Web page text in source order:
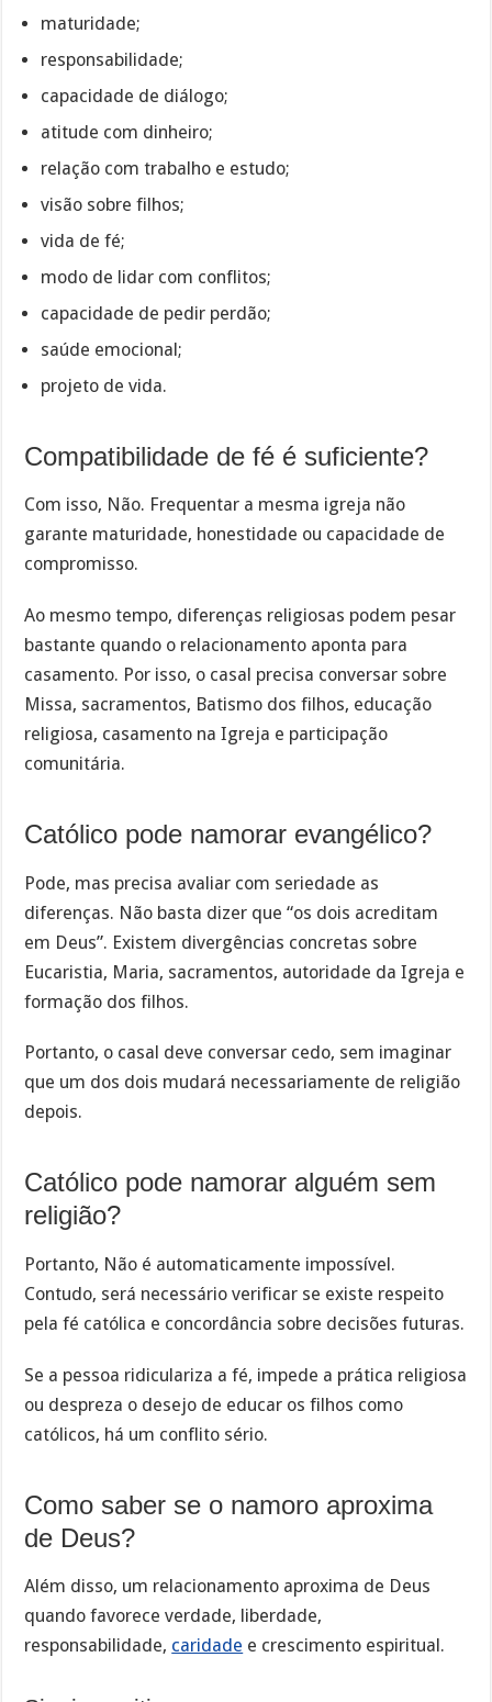
maturidade;
responsabilidade;
capacidade de diálogo;
atitude com dinheiro;
relação com trabalho e estudo;
visão sobre filhos;
vida de fé;
modo de lidar com conflitos;
capacidade de pedir perdão;
saúde emocional;
projeto de vida.
Compatibilidade de fé é suficiente?
Com isso, Não. Frequentar a mesma igreja não
garante maturidade, honestidade ou capacidade de
compromisso.
Ao mesmo tempo, diferenças religiosas podem pesar
bastante quando o relacionamento aponta para
casamento. Por isso, o casal precisa conversar sobre
Missa, sacramentos, Batismo dos filhos, educação
religiosa, casamento na Igreja e participação
comunitária.
Católico pode namorar evangélico?
Pode, mas precisa avaliar com seriedade as
diferenças. Não basta dizer que “os dois acreditam
em Deus”. Existem divergências concretas sobre
Eucaristia, Maria, sacramentos, autoridade da Igreja e
formação dos filhos.
Portanto, o casal deve conversar cedo, sem imaginar
que um dos dois mudará necessariamente de religião
depois.
Católico pode namorar alguém sem
religião?
Portanto, Não é automaticamente impossível.
Contudo, será necessário verificar se existe respeito
pela fé católica e concordância sobre decisões futuras.
Se a pessoa ridiculariza a fé, impede a prática religiosa
ou despreza o desejo de educar os filhos como
católicos, há um conflito sério.
Como saber se o namoro aproxima
de Deus?
Além disso, um relacionamento aproxima de Deus
quando favorece verdade, liberdade,
responsabilidade, caridade e crescimento espiritual.